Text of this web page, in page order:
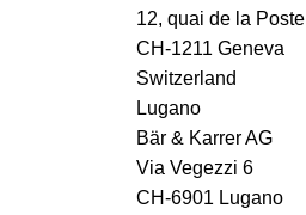
12, quai de la Poste
CH-1211 Geneva
Switzerland
Lugano
Bär & Karrer AG
Via Vegezzi 6
CH-6901 Lugano